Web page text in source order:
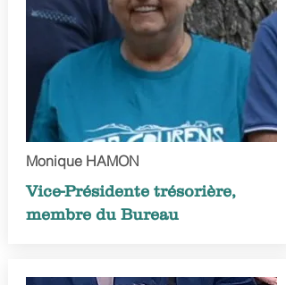
Monique HAMON
Vice-Présidente trésorière,
membre du Bureau